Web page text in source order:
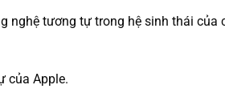
tương tự trong hệ sinh thái
của Apple.